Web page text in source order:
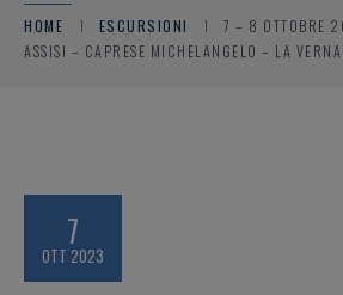
HOME ESCURSIONI
7 – 8 OTTOBRE
ASSISI – CAPRESE MICHELANGELO – LA VERNA
7
OTT 2023